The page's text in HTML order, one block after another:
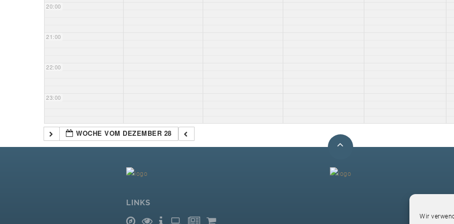
Wir
20:00
21:00
22:00
23:00
WOCHE VOM DEZEMBER 28
LINKS